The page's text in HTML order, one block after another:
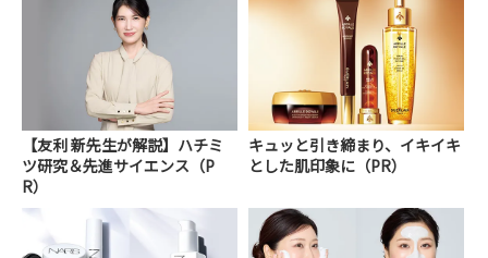
【友利 新先生が解説】ハチミ
ツ研究＆先進サイエンス（P
R）
キュッと引き締まり、イキイキ
とした肌印象に（PR）